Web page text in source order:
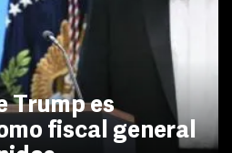
Trump es
fiscal general